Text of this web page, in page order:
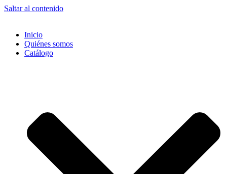
Saltar al contenido
Inicio
Quiénes somos
Catálogo